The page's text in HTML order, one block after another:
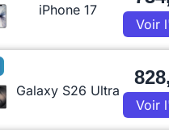
iPhone 17
Voir
Galaxy S26 Ultra
Voir